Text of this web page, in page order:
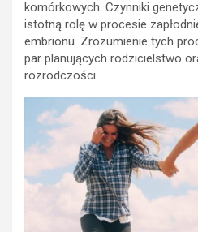
komórkowych. Czynniki
istotną rolę w procesie
embrionu. Zrozumienie tych
par planujących rodzicielstwo
rozrodczości.